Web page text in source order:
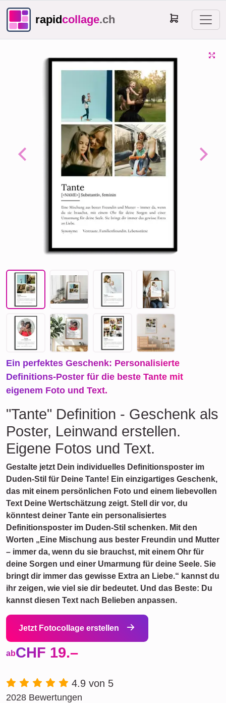
rapidcollage.ch
Previous Next
Ein perfektes Geschenk: Personalisierte
Definitions-Poster für die beste Tante mit
eigenem Foto und Text.
"Tante" Definition - Geschenk als
Poster, Leinwand erstellen.
Eigene Fotos und Text.
Gestalte jetzt Dein individuelles Definitionsposter im
Duden-Stil für Deine Tante! Ein einzigartiges Geschenk,
das mit einem persönlichen Foto und einem liebevollen
Text Deine Wertschätzung zeigt. Stell dir vor, du
könntest deiner Tante ein personalisiertes
Definitionsposter im Duden-Stil schenken. Mit den
Worten „Eine Mischung aus bester Freundin und Mutter
– immer da, wenn du sie brauchst, mit einem Ohr für
deine Sorgen und einer Umarmung für deine Seele. Sie
bringt dir immer das gewisse Extra an Liebe.“ kannst du
ihr zeigen, wie viel sie dir bedeutet. Und das Beste: Du
kannst diesen Text nach Belieben anpassen.
Jetzt Fotocollage erstellen
abCHF 19.–
4.9 von 5
2028 Bewertungen